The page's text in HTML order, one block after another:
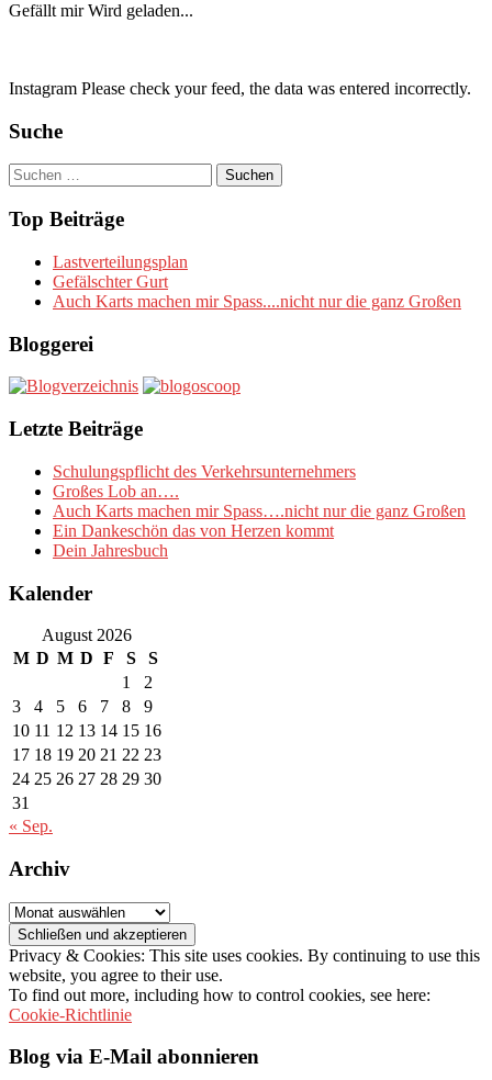
Gefällt mir Wird geladen...
Instagram Please check your feed, the data was entered incorrectly.
Suche
Suchen
nach:
Top Beiträge
Lastverteilungsplan
Gefälschter Gurt
Auch Karts machen mir Spass....nicht nur die ganz Großen
Bloggerei
Letzte Beiträge
Schulungspflicht des Verkehrsunternehmers
Großes Lob an….
Auch Karts machen mir Spass….nicht nur die ganz Großen
Ein Dankeschön das von Herzen kommt
Dein Jahresbuch
Kalender
August 2026
M D M D F S
S
1
2
3
4 5 6 7 8
9
10 11 12 13 14 15 16
17 18 19 20 21 22 23
24 25 26 27 28 29 30
31
« Sep.
Archiv
Archiv
Privacy & Cookies: This site uses cookies. By continuing to use this
website, you agree to their use.
To find out more, including how to control cookies, see here:
Cookie-Richtlinie
Blog via E-Mail abonnieren